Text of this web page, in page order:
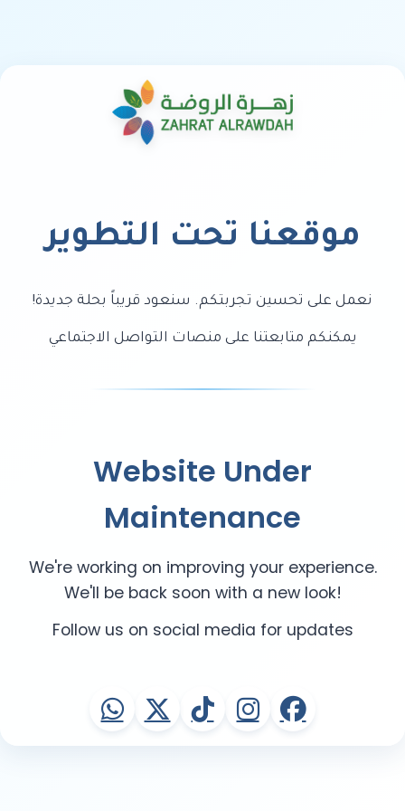
موقعنا تحت التطوير
نعمل على تحسين تجربتكم. سنعود قريباً بحلة جديدة!
يمكنكم متابعتنا على منصات التواصل الاجتماعي
Website Under
Maintenance
We're working on improving your experience.
We'll be back soon with a new look!
Follow us on social media for updates